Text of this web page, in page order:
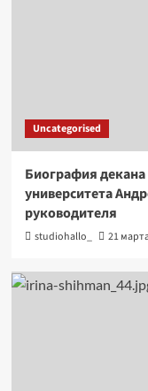
Uncategorised
Биография декана
университета
руководителя
studiohallo_ 21